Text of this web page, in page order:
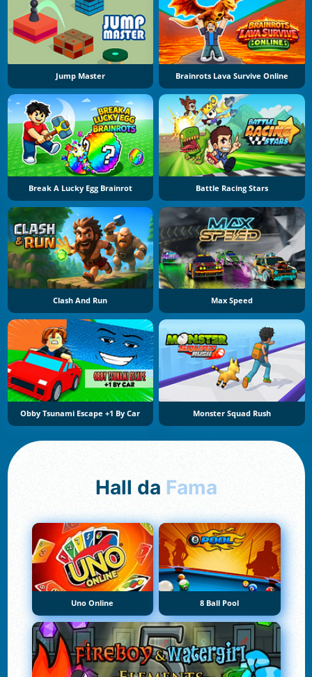
Jump Master Brainrots Lava Survive Online
Break A Lucky Egg Brainrot Battle Racing Stars
Clash And Run Max Speed
Obby Tsunami Escape +1 By Car Monster Squad Rush
Hall da Fama
Uno Online 8 Ball Pool